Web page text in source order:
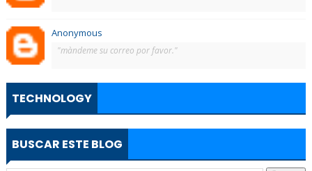
Anonymous
"màndeme su correo por favor."
TECHNOLOGY
BUSCAR ESTE BLOG